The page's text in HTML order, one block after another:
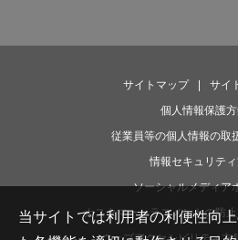
サイトマップ
サイ
個人情報保護
従業員等の個人情報の取
情報セキュリテ
ソーシャルメディア
カスタマーハラスメントの防
当サイトでは利用者の利便性向